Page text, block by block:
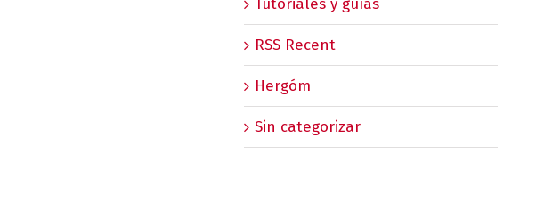
Tutoriales y guías
RSS Recent
Hergóm
Sin categorizar